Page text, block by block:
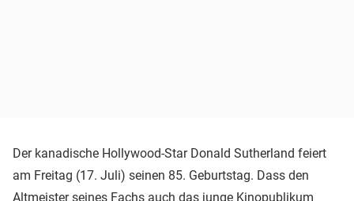
Der kanadische Hollywood-Star Donald Sutherland feiert
am Freitag (17. Juli) seinen 85. Geburtstag. Dass den
Altmeister seines Fachs auch das junge Kinopublikum